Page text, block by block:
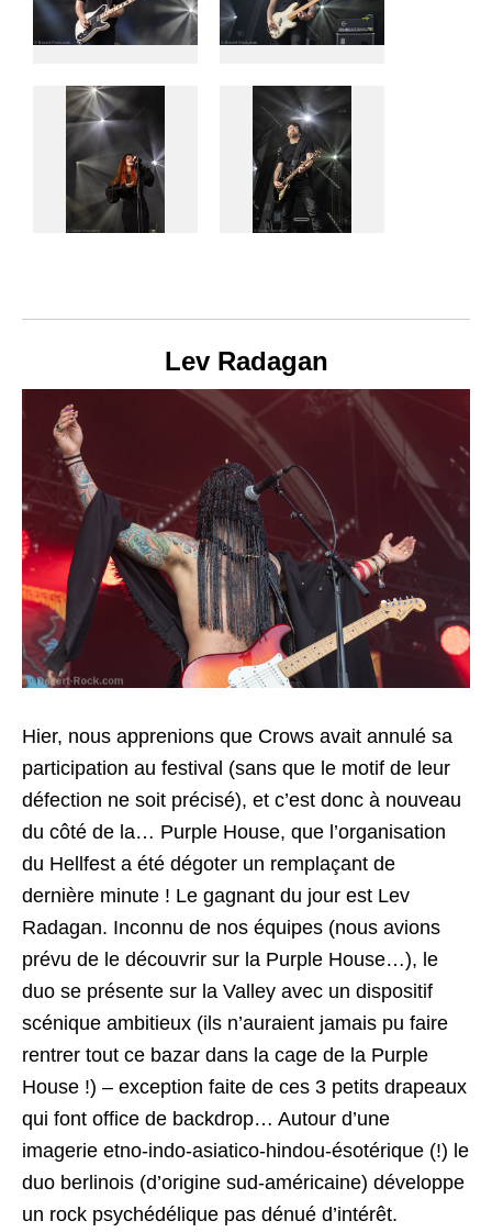
Lev Radagan
Hier, nous apprenions que Crows avait annulé sa
participation au festival (sans que le motif de leur
défection ne soit précisé), et c’est donc à nouveau
du côté de la… Purple House, que l’organisation
du Hellfest a été dégoter un remplaçant de
dernière minute ! Le gagnant du jour est Lev
Radagan. Inconnu de nos équipes (nous avions
prévu de le découvrir sur la Purple House…), le
duo se présente sur la Valley avec un dispositif
scénique ambitieux (ils n’auraient jamais pu faire
rentrer tout ce bazar dans la cage de la Purple
House !) – exception faite de ces 3 petits drapeaux
qui font office de backdrop… Autour d’une
imagerie etno-indo-asiatico-hindou-ésotérique (!) le
duo berlinois (d’origine sud-américaine) développe
un rock psychédélique pas dénué d’intérêt.